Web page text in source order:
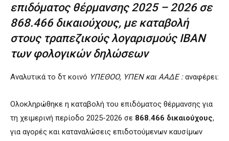
επιδόματος θέρμανσης 2025 – 2026 σε
868.466 δικαιούχους, με καταβολή
στους τραπεζικούς λογαρισμούς ΙΒΑΝ
των φολογικών δηλώσεων
Αναλυτικά το δτ κοινό ΥΠΕΘΟΟ, ΥΠΕΝ και ΑΑΔΕ :αναφέρει:
Ολοκληρώθηκε η καταβολή του επιδόματος θέρμανσης για
τη χειμερινή περίοδο 2025-2026 σε 868.466 δικαιούχους,
για αγορές και καταναλώσεις επιδοτούμενων καυσίμων